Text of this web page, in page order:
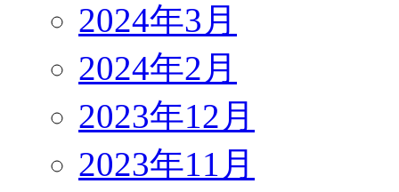
2024年3月
2024年2月
2023年12月
2023年11月